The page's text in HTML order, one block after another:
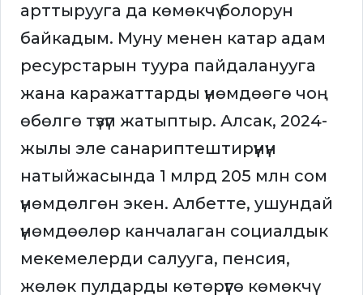
арттырууга да көмөкчү болорун
байкадым. Муну менен катар адам
ресурстарын туура пайдаланууга
жана каражаттарды үнөмдөөгө чоң
өбөлгө түзүп жатыптыр. Алсак, 2024-
жылы эле санариптештирүүнүн
натыйжасында 1 млрд 205 млн сом
үнөмдөлгөн экен. Албетте, ушундай
үнөмдөөлөр канчалаган социалдык
мекемелерди салууга, пенсия,
жөлөк пулдарды көтөрүүгө көмөкчү